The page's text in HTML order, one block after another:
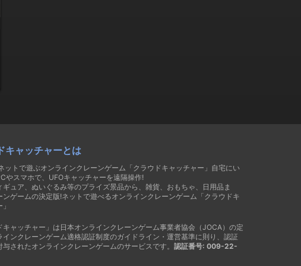
キャッチャーとは
ットで遊ぶオンラインクレーンゲーム「クラウドキャッチャー」自宅にい
やスマホで、UFOキャッチャーを遠隔操作!
ギュア、ぬいぐるみ等のプライズ景品から、雑貨、おもちゃ、日用品ま
ンゲームの決定版!ネットで遊べるオンラインクレーンゲーム「クラウドキ
キャッチャー」は日本オンラインクレーンゲーム事業者協会（JOCA）の定
インクレーンゲーム適格認証制度のガイドライン・運営基準に則り、認証
与されたオンラインクレーンゲームのサービスです。 認証番号: 009-22-